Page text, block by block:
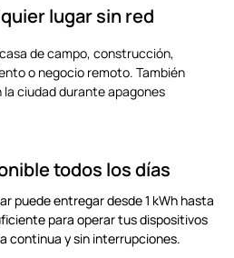
lugar sin red
de campo, construcción,
o negocio remoto. También
ciudad durante apagones
todos los días
puede entregar desde1 kWh hasta
para operar tus dispositivos
continua y sin interrupciones.